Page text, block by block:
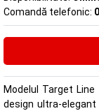
Comandă telefonic:
Modelul Target
design ultra-